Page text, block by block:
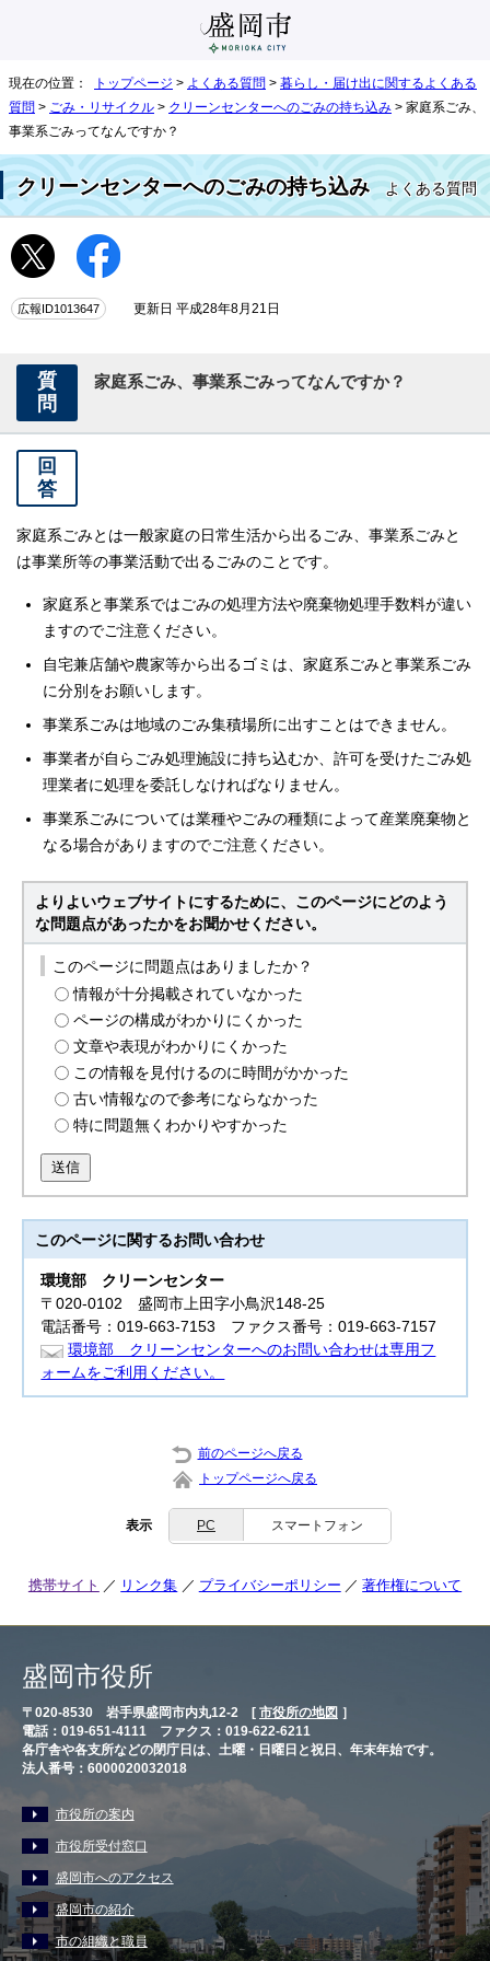
現在の位置： トップページ > よくある質問 > 暮らし・届け出に関するよくある
質問 > ごみ・リサイクル > クリーンセンターへのごみの持ち込み > 家庭系ごみ、
事業系ごみってなんですか？
クリーンセンターへのごみの持ち込みよくある質問
広報ID1013647 更新日 平成28年8月21日
質
問
家庭系ごみ、事業系ごみってなんですか？
回
答
家庭系ごみとは一般家庭の日常生活から出るごみ、事業系ごみと
は事業所等の事業活動で出るごみのことです。
家庭系と事業系ではごみの処理方法や廃棄物処理手数料が違い
ますのでご注意ください。
自宅兼店舗や農家等から出るゴミは、家庭系ごみと事業系ごみ
に分別をお願いします。
事業系ごみは地域のごみ集積場所に出すことはできません。
事業者が自らごみ処理施設に持ち込むか、許可を受けたごみ処
理業者に処理を委託しなければなりません。
事業系ごみについては業種やごみの種類によって産業廃棄物と
なる場合がありますのでご注意ください。
よりよいウェブサイトにするために、このページにどのよう
な問題点があったかをお聞かせください。
このページに問題点はありましたか？
情報が十分掲載されていなかった
ページの構成がわかりにくかった
文章や表現がわかりにくかった
この情報を見付けるのに時間がかかった
古い情報なので参考にならなかった
特に問題無くわかりやすかった
送信
このページに関するお問い合わせ
環境部 クリーンセンター
〒020-0102 盛岡市上田字小鳥沢148-25
電話番号：019-663-7153 ファクス番号：019-663-7157
環境部 クリーンセンターへのお問い合わせは専用フ
ォームをご利用ください。
前のページへ戻る
トップページへ戻る
表示 PC スマートフォン
携帯サイト リンク集 プライバシーポリシー 著作権について
盛岡市役所
〒020-8530 岩手県盛岡市内丸12-2 [ 市役所の地図 ］
電話：019-651-4111 ファクス：019-622-6211
各庁舎や各支所などの閉庁日は、土曜・日曜日と祝日、年末年始です。
法人番号：6000020032018
市役所の案内
市役所受付窓口
盛岡市へのアクセス
盛岡市の紹介
市の組織と職員